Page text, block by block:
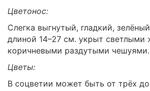
Цветонос:
Слегка выгнутый, гладкий,
длиной 14–27 см. укрыт светлыми
коричневыми раздутыми чешуями.
Цветы:
В соцветии может быть от трёх